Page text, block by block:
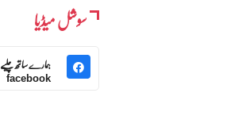
سوشل میڈیا
ہمارے ساتھ چلیے
facebook